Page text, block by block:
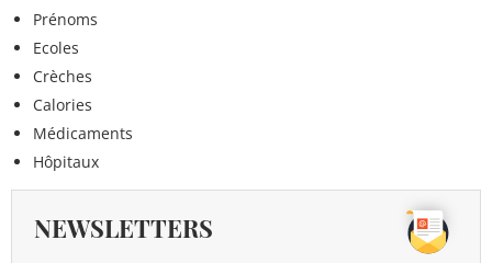
Prénoms
Ecoles
Crèches
Calories
Médicaments
Hôpitaux
NEWSLETTERS